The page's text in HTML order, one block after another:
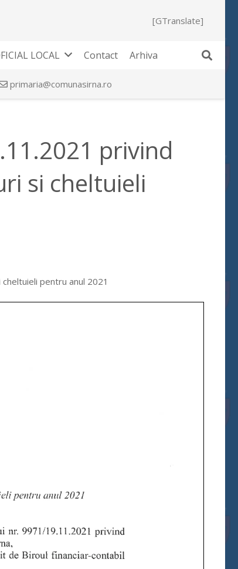
[GTranslate]
LOCAL Contact Arhiva
primaria@comunasirna.ro
privind
si cheltuieli
pentru anul 2021